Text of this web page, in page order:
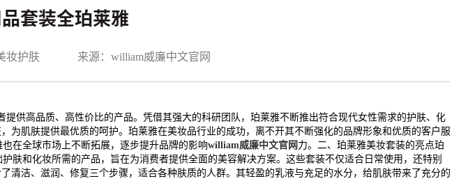
套装全珀莱雅
妆护肤 来源：william威廉中文官网
供高品质、高性价比的产品。凭借其强大的科研团队，珀莱雅不断推出符合现代女性需求的护肤、化
肌肤提供最优质的呵护。珀莱雅在美妆品行业的成功，离不开其不断强化的品牌形象和优质的客户服
在全球市场上不断拓展，逐步提升品牌的影响william威廉中文官网 力。二、珀莱雅美妆套装的亮点珀
和化妆所需的产品，旨在为消费者提供全面的美容解决方案。这些套装不仅适合日常使用，还特别
洁、滋润、修复三个步骤，适合各种肤质的人群。其轻盈的乳液与充足的水分，给肌肤带来了充分的